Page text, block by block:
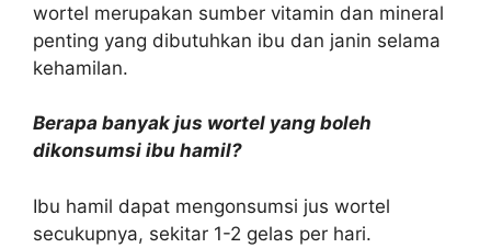
wortel merupakan sumber vitamin dan mineral
penting yang dibutuhkan ibu dan janin selama
kehamilan.
Berapa banyak jus wortel yang boleh
dikonsumsi ibu hamil?
Ibu hamil dapat mengonsumsi jus wortel
secukupnya, sekitar 1-2 gelas per hari.